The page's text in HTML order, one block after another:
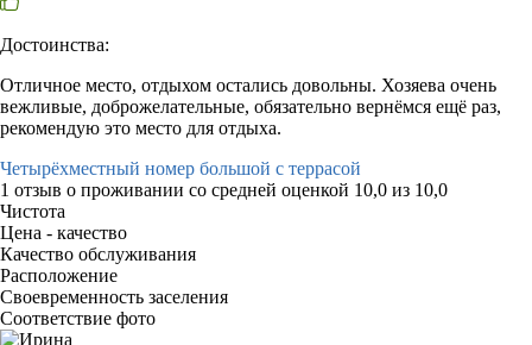
Достоинства:
Отличное место, отдыхом остались довольны. Хозяева очень
вежливые, доброжелательные, обязательно вернёмся ещё раз,
рекомендую это место для отдыха.
Четырёхместный номер большой с террасой
1 отзыв о проживании со средней оценкой 10,0 из 10,0
Чистота
Цена - качество
Качество обслуживания
Расположение
Своевременность заселения
Соответствие фото